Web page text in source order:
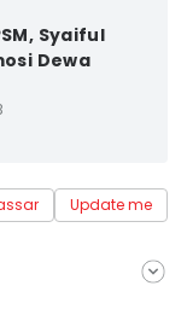
Syaiful
Dewa
Update me